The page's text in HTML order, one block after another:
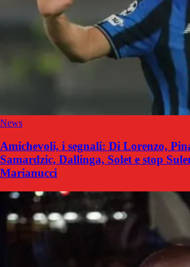
News
Amichevoli, i segnali: Di Lorenzo,
Samardzic, Dallinga, Solet e stop
Marianucci